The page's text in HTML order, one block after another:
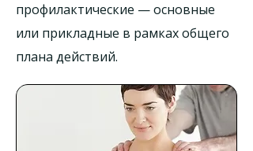
профилактические — основные
или прикладные в рамках общего
плана действий.